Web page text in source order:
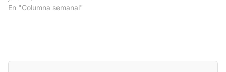
En "Columna semanal"